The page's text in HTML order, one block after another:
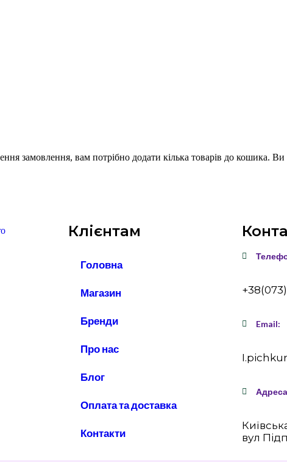
замовлення, вам потрібно додати кілька товарів до кошика. Ви
Клієнтам
Головна
Магазин
Бренди
Про нас
Блог
Оплата та доставка
Контакти
Email:
вул